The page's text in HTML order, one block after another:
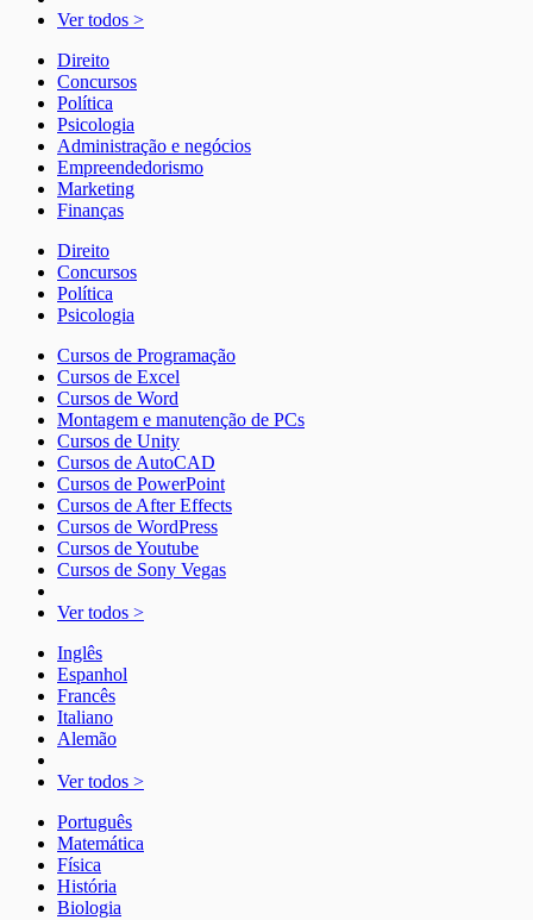
Ver todos >
Direito
Concursos
Política
Psicologia
Administração e negócios
Empreendedorismo
Marketing
Finanças
Direito
Concursos
Política
Psicologia
Cursos de Programação
Cursos de Excel
Cursos de Word
Montagem e manutenção de PCs
Cursos de Unity
Cursos de AutoCAD
Cursos de PowerPoint
Cursos de After Effects
Cursos de WordPress
Cursos de Youtube
Cursos de Sony Vegas
Ver todos >
Inglês
Espanhol
Francês
Italiano
Alemão
Ver todos >
Português
Matemática
Física
História
Biologia